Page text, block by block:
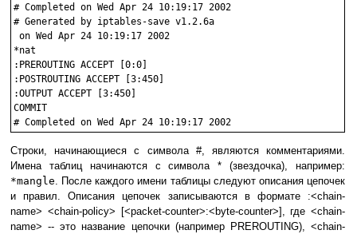
# Completed on Wed Apr 24 10:19:17 2002
# Generated by iptables-save v1.2.6a
on Wed Apr 24 10:19:17 2002
*nat
:PREROUTING ACCEPT [0:0]
:POSTROUTING ACCEPT [3:450]
:OUTPUT ACCEPT [3:450]
COMMIT
Строки, начинающиеся с символа #, являются комментариями.
Имена таблиц начинаются с символа * (звездочка), например:
*mangle. После каждого имени таблицы следуют описания цепочек
и правил. Описания цепочек записываются в формате :<chain-
name> <chain-policy> [<packet-counter>:<byte-counter>], где <chain-
name> -- это название цепочки (например PREROUTING), <chain-